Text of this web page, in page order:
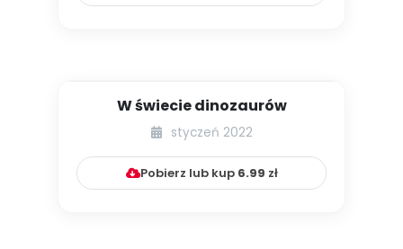
W świecie dinozaurów
styczeń 2022
Pobierz lub kup 6.99 zł